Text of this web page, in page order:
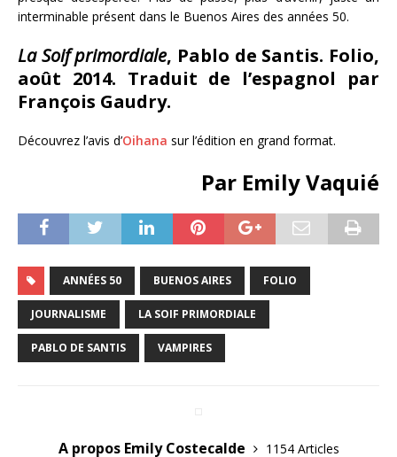
interminable présent dans le Buenos Aires des années 50.
La Soif primordiale, Pablo de Santis. Folio,
août 2014. Traduit de l’espagnol par
François Gaudry.
Découvrez l’avis d’Oihana sur l’édition en grand format.
Par Emily Vaquié
ANNÉES 50 BUENOS AIRES FOLIO
JOURNALISME LA SOIF PRIMORDIALE
PABLO DE SANTIS VAMPIRES
A propos Emily Costecalde
1154 Articles